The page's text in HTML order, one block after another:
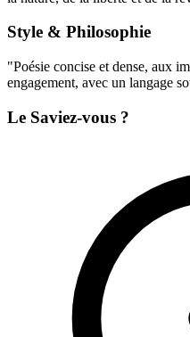
Style & Philosophie
"Poésie concise et dense, aux
engagement, avec un langage
Le Saviez-vous ?